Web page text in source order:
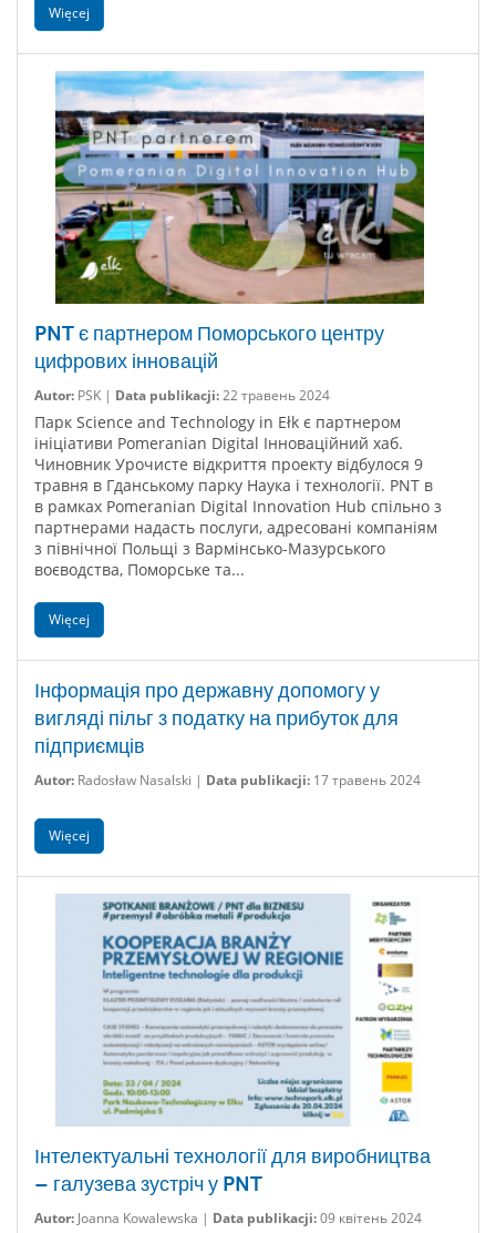
Więcej
PNT є партнером Поморського центру
цифрових інновацій
Autor: PSK | Data publikacji:22 травень 2024
Парк Science and Technology in Ełk є партнером
ініціативи Pomeranian Digital Інноваційний хаб.
Чиновник Урочисте відкриття проекту відбулося 9
травня в Гданському парку Наука і технології. PNT в
в рамках Pomeranian Digital Innovation Hub спільно з
партнерами надасть послуги, адресовані компаніям
з північної Польщі з Вармінсько-Мазурського
воєводства, Поморське та...
Więcej
Інформація про державну допомогу у
вигляді пільг з податку на прибуток для
підприємців
Autor: Radosław Nasalski | Data publikacji: 17 травень 2024
Więcej
Інтелектуальні технології для виробництва
– галузева зустріч у PNT
Autor: Joanna Kowalewska | Data publikacji:09 квітень 2024